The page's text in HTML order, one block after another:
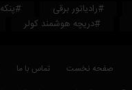
#رادیاتور برقی #پنکه
#دریچه هوشمند کولر
صفحه نخست تماس با ما